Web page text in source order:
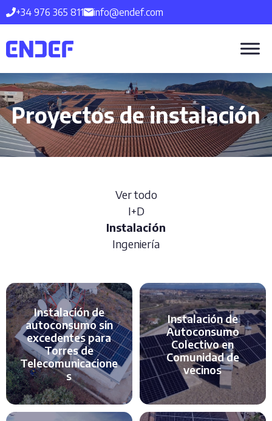
Saltar
al
contenido
+34 976 365 811 info@endef.com
Proyectos de instalación
Ver todo
I+D
Instalación
Ingeniería
Instalación de
autoconsumo sin
excedentes para
Torres de
Telecomunicacione
s
Instalación de
Autoconsumo
Colectivo en
Comunidad de
vecinos